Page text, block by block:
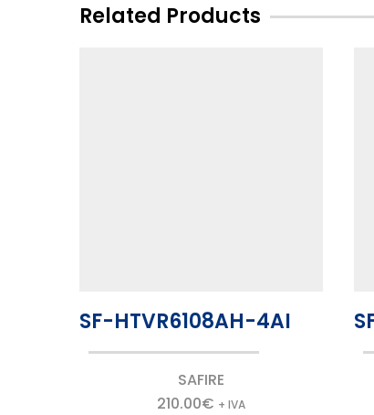
Related Products
SF-HTVR6108AH-4AI
SAFIRE
210.00€ + IVA